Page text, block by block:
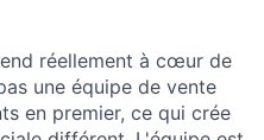
réellement à cœur de
une équipe de vente
en premier, ce qui crée